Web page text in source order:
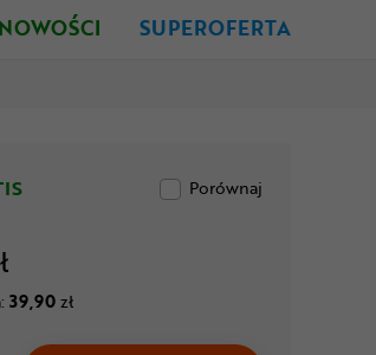
NOWOŚCI SUPEROFERTA
Porównaj
39,90zł